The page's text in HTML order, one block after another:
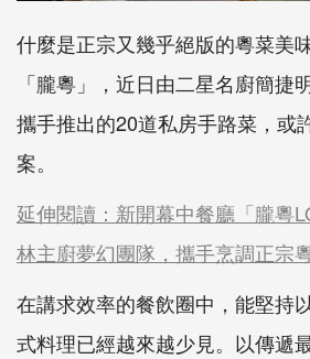
什麼是正宗又幾乎絕版的粵菜美
「朧粵」，近日由二星名廚簡捷
攜手推出的20道私房手路菜，或
案。
延伸閱讀：新開幕中餐廳「朧粵
林主廚夢幻團隊，攜手烹調正宗
在講求效率的餐飲圈中，能堅持
式料理已經越來越少見。以傳遞